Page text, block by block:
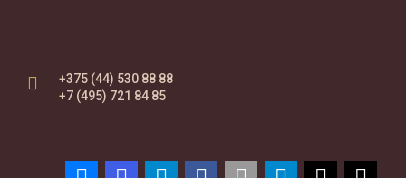
+375 (44) 530 88 88
+7 (495) 721 84 85